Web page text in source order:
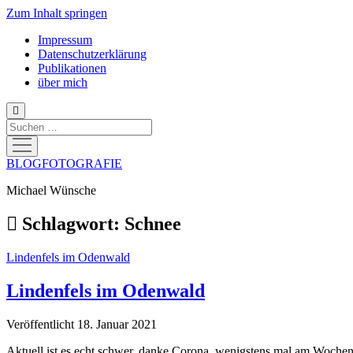
Zum Inhalt springen
Impressum
Datenschutzerklärung
Publikationen
über mich
Suchen
Menü
öffnen
BLOGFOTOGRAFIE
Michael Wünsche
Schlagwort: Schnee
Lindenfels im Odenwald
Lindenfels im Odenwald
Veröffentlicht 18. Januar 2021